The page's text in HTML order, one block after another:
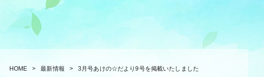
HOME 最新情報 3月号あけの☆だより9号を掲載いたしました